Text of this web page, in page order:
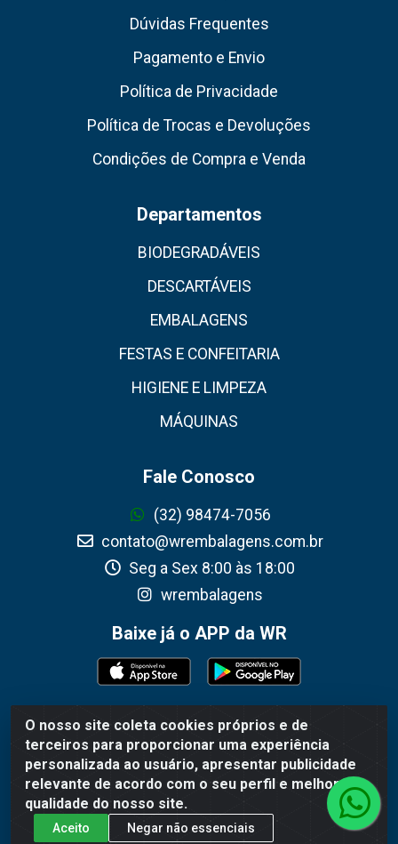
O nosso site coleta cookies próprios e de
terceiros para proporcionar uma experiência
personalizada ao usuário, apresentar publicidade
relevante de acordo com o seu perfil e melhorar a
qualidade do nosso site.
Aceito Negar não essenciais
Dúvidas Frequentes
Pagamento e Envio
Política de Privacidade
Política de Trocas e Devoluções
Condições de Compra e Venda
Departamentos
BIODEGRADÁVEIS
DESCARTÁVEIS
EMBALAGENS
FESTAS E CONFEITARIA
HIGIENE E LIMPEZA
MÁQUINAS
Fale Conosco
(32) 98474-7056
contato@wrembalagens.com.br
Seg a Sex 8:00 às 18:00
wrembalagens
Baixe já o APP da WR
WR Embalagens - R. Cel. Teodoro Gomes de Araújo, 1360 -
Grogotó - Barbacena / MG - CEP 36202-628 - CNPJ
02.692.206/0001-55